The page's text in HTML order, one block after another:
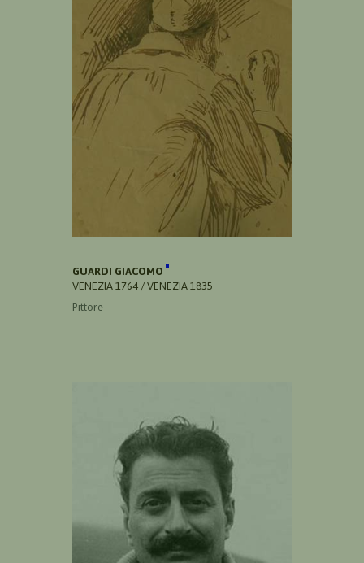
GUARDI GIACOMO
VENEZIA 1764 / VENEZIA 1835
Pittore